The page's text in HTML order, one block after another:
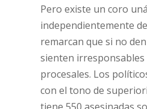
Pero existe un coro
independientemente
remarcan que si no
sienten irresponsables
procesales. Los
con el tono de